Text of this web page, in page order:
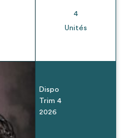
4
Unités
Dispo
Trim 4
2026